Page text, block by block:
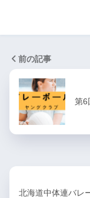
前の記事
第6
北海道中体連バ